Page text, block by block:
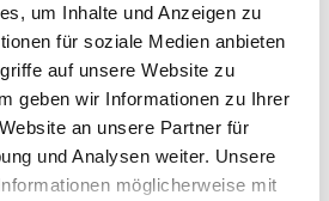
um Inhalte und Anzeigen zu
für soziale Medien anbieten
auf unsere Website zu
geben wir Informationen zu Ihrer
an unsere Partner für
und Analysen weiter. Unsere
möglicherweise mit
für den nachhaltigen
widerstandsfähigen
Dabei verbindet er
Expertise mit
und
Perspektiven.